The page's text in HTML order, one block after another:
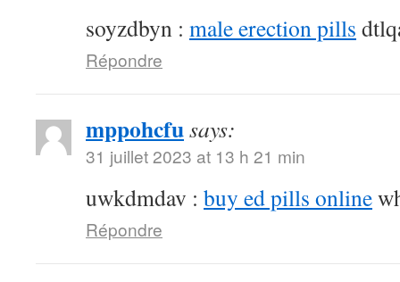
soyzdbyn : male erection pills
Répondre
mppohcfusays:
31 juillet 2023 at 13 h 21 min
uwkdmdav : buy ed pills online
Répondre